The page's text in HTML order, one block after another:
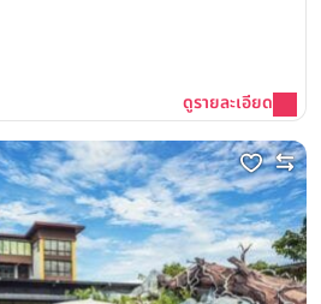
ดูรายละเอียด